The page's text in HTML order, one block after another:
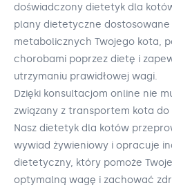
doświadczony dietetyk dla
plany dietetyczne
metabolicznych Twojego kota,
chorobami poprzez dietę i
utrzymaniu prawidłowej wagi.
Dzięki konsultacjom online nie
związany z transportem kota do
Nasz dietetyk dla kotów
wywiad żywieniowy i opracuje
dietetyczny, który pomoże
optymalną wagę i zachować